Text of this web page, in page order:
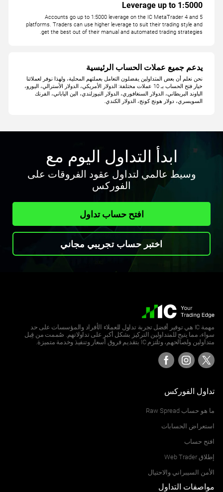
Leverage up to 1:5000
Accounts go up to 1:5000 leverage on the IC MetaTrader 4 and 5
platforms. Traders can use higher leverage to suit their trading style and
get the best out of their manual and automated trading strategies.
يدعم جميع عملات الحساب الرئيسية
نحن نعلم أن بعض المتداولين يفضلون التعامل ‏‏بعملتهم المحلية، ولهذا نوفر لعملائنا
خيار فتح ‏‏الحساب بـ 10 عملات مختلفة: الدولار الأمريكي، ‏‏الدولار الأسترالي، اليورو،
الباوند البريطاني، ‏‏الدولار السنغافوري، الدولار النيوزلندي، الين ‏‏الياباني، الفرنك
السويسري، دولار هونج كونج، ‏‏الدولار الكندي‎.
ابدأ التداول اليوم مع
وسيط عالمي لتداول عقود الفروقات على
الفوركس
افتح حساب تداول
اختبر حساب تجريبي مجاني
مهمة IC هي توفير أفضل تجربة تداول للعملاء الأفراد والمؤسسات على حد
سواء، مما يتيح للمتداولين التركيز بشكل أكبر على تداولاتهم. صُممت من قِبل
متداولين ولصالحهم، وتلتزم IC بتقديم فروق أسعار وتنفيذ وخدمة متميزة.
تداول الفوركس
ما هو حساب Raw Spread
استعراض الحسابات
افتح حساب
إطلاق Web Trader
الأمن السيبراني والاحتيال
مواصفات التداول